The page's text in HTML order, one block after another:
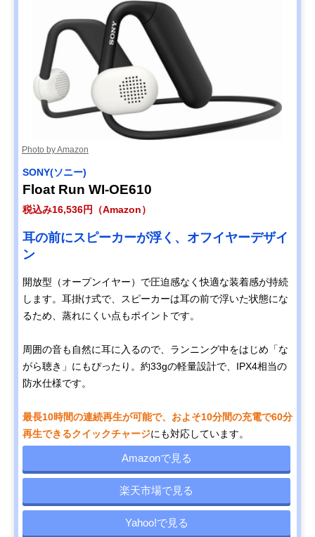
Photo by Amazon
SONY(ソニー)
Float Run WI-OE610
税込み16,536円（Amazon）
耳の前にスピーカーが浮く、オフイヤーデザイ
ン
開放型（オープンイヤー）で圧迫感なく快適な装着感が持続
します。耳掛け式で、スピーカーは耳の前で浮いた状態にな
るため、蒸れにくい点もポイントです。
周囲の音も自然に耳に入るので、ランニング中をはじめ「な
がら聴き」にもぴったり。約33gの軽量設計で、IPX4相当の
防水仕様です。
最長10時間の連続再生が可能で、およそ10分間の充電で60分
再生できるクイックチャージにも対応しています。
Amazonで見る
楽天市場で見る
Yahoo!で見る